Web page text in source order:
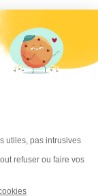
utiles, pas intrusives
refuser ou faire vos